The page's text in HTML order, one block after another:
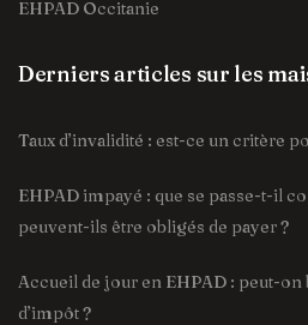
EHPAD Occitanie
Derniers articles sur les
Taux d’invalidité : est-ce un critère
EHPAD impayé : que se passe-t-il
peuvent-ils être obligés de payer ?
Accueil de jour en EHPAD : peut-on
d’impôt ?